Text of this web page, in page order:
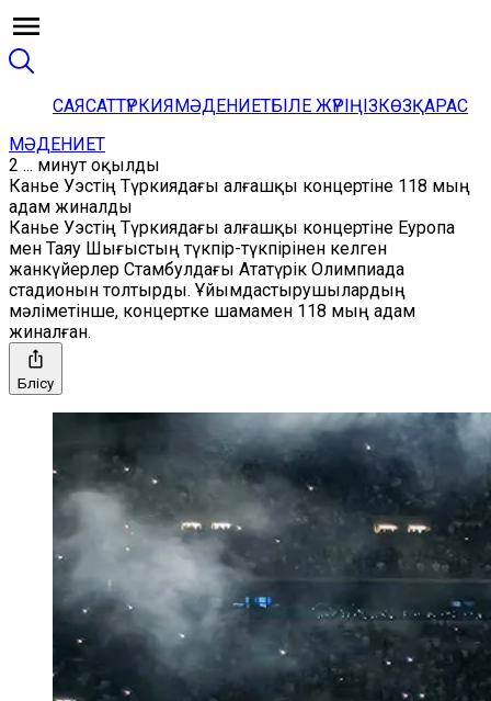
САЯСАТТҮРКИЯМӘДЕНИЕТБІЛЕ ЖҮРІҢІЗКӨЗҚАРАС
МӘДЕНИЕТ
2 ... минут оқылды
Канье Уэстің Түркиядағы алғашқы концертіне 118 мың
адам жиналды
Канье Уэстің Түркиядағы алғашқы концертіне Еуропа
мен Таяу Шығыстың түкпір-түкпірінен келген
жанкүйерлер Стамбулдағы Ататүрік Олимпиада
стадионын толтырды. Ұйымдастырушылардың
мәліметінше, концертке шамамен 118 мың адам
жиналған.
Бөлісу